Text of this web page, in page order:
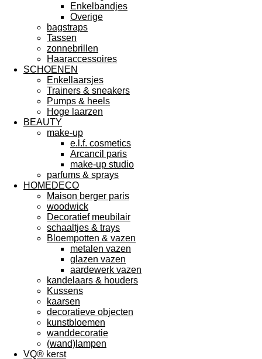
Enkelbandjes
Overige
bagstraps
Tassen
zonnebrillen
Haaraccessoires
SCHOENEN
Enkellaarsjes
Trainers & sneakers
Pumps & heels
Hoge laarzen
BEAUTY
make-up
e.l.f. cosmetics
Arcancil paris
make-up studio
parfums & sprays
HOMEDECO
Maison berger paris
woodwick
Decoratief meubilair
schaaltjes & trays
Bloempotten & vazen
metalen vazen
glazen vazen
aardewerk vazen
kandelaars & houders
Kussens
kaarsen
decoratieve objecten
kunstbloemen
wanddecoratie
(wand)lampen
VQ® kerst